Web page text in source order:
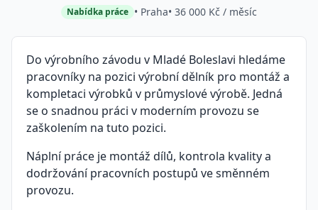
Nabídka práce • Praha• 36 000 Kč / měsíc
Do výrobního závodu v Mladé Boleslavi hledáme
pracovníky na pozici výrobní dělník pro montáž a
kompletaci výrobků v průmyslové výrobě. Jedná
se o snadnou práci v moderním provozu se
zaškolením na tuto pozici.
Náplní práce je montáž dílů, kontrola kvality a
dodržování pracovních postupů ve směnném
provozu.